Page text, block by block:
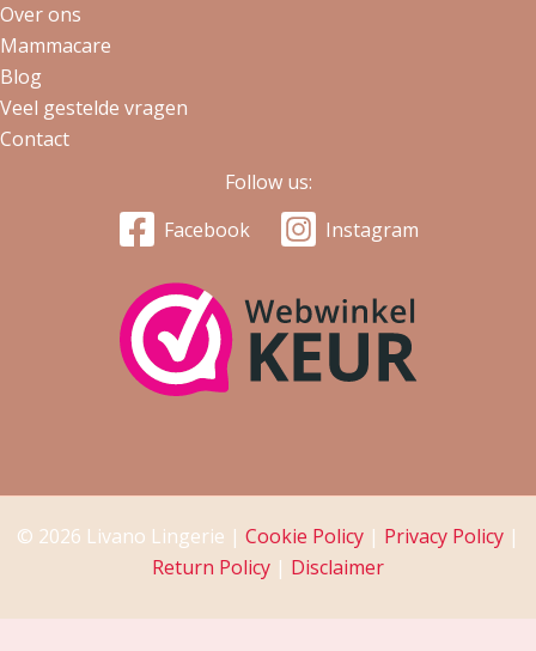
Over ons
Mammacare
Blog
Veel gestelde vragen
Contact
Follow us:
Facebook
Instagram
© 2026 Livano Lingerie | Cookie Policy | Privacy Policy |
Return Policy | Disclaimer